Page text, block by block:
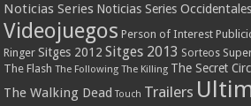
Noticias Series Noticias Series Occidentales
Videojuegos Person of Interest
Ringer Sitges 2012 Sitges 2013 Sorteos
The Flash The Following The Killing The Secret
The Walking Dead Touch Trailers